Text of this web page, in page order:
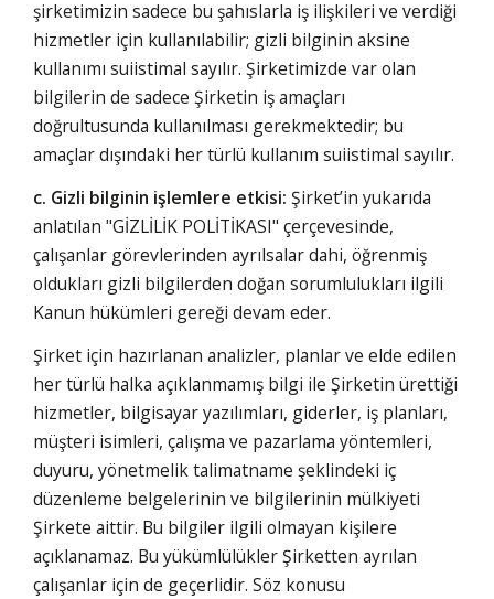
şirketimizin sadece bu şahıslarla iş ilişkileri ve verdiği
hizmetler için kullanılabilir; gizli bilginin aksine
kullanımı suiistimal sayılır. Şirketimizde var olan
bilgilerin de sadece Şirketin iş amaçları
doğrultusunda kullanılması gerekmektedir; bu
amaçlar dışındaki her türlü kullanım suiistimal sayılır.
c. Gizli bilginin işlemlere etkisi: Şirket’in yukarıda
anlatılan "GİZLİLİK POLİTİKASI" çerçevesinde,
çalışanlar görevlerinden ayrılsalar dahi, öğrenmiş
oldukları gizli bilgilerden doğan sorumlulukları ilgili
Kanun hükümleri gereği devam eder.
Şirket için hazırlanan analizler, planlar ve elde edilen
her türlü halka açıklanmamış bilgi ile Şirketin ürettiği
hizmetler, bilgisayar yazılımları, giderler, iş planları,
müşteri isimleri, çalışma ve pazarlama yöntemleri,
duyuru, yönetmelik talimatname şeklindeki iç
düzenleme belgelerinin ve bilgilerinin mülkiyeti
Şirkete aittir. Bu bilgiler ilgili olmayan kişilere
açıklanamaz. Bu yükümlülükler Şirketten ayrılan
çalışanlar için de geçerlidir. Söz konusu